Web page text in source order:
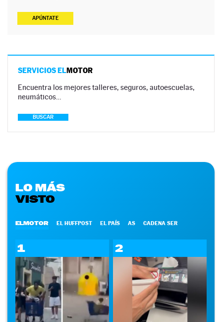
APÚNTATE
SERVICIOS ELMOTOR
Encuentra los mejores talleres, seguros, autoescuelas,
neumáticos…
BUSCAR
LO MÁS
VISTO
ELMOTOR EL HUFFPOST EL PAÍS AS CADENA SER
1 2